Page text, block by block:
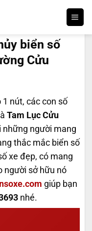
biển số
Cửu
1 nút, các con số
Tam Lục Cửu
những người mang
thắc mắc biển số
xe đẹp, có mang
người sở hữu nó
giúp bạn
nhé.